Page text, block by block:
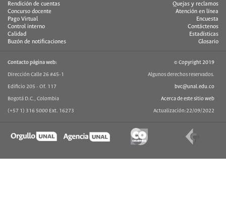
Rendición de cuentas
Concurso docente
Pago Virtual
Control interno
Calidad
Buzón de notificaciones
Quejas y reclamos
Atención en línea
Encuesta
Contáctenos
Estadísticas
Glosario
Contacto página web:
Dirección Calle 26 #45-1
Edificio 205 - Of. 117
Bogotá D.C., Colombia
(+57 1) 316 5000 Ext. 16273
© Copyright 2019
Algunos derechos reservados.
bvc@unal.edu.co
Acerca de este sitio web
Actualización:22/09/2022